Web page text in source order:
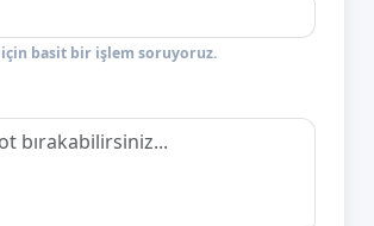
basit bir işlem soruyoruz.